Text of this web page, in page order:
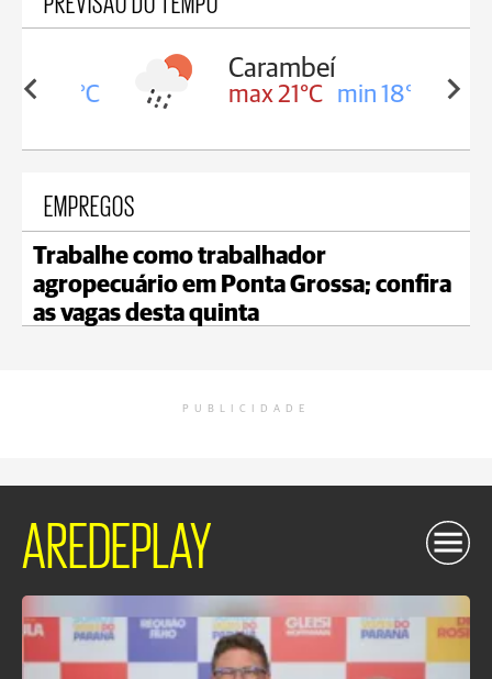
18°C
Carambeí
max 21°C min 18°C
EMPREGOS
Trabalhe como trabalhador
agropecuário em Ponta Grossa; confira
as vagas desta quinta
PUBLICIDADE
AREDEPLAY